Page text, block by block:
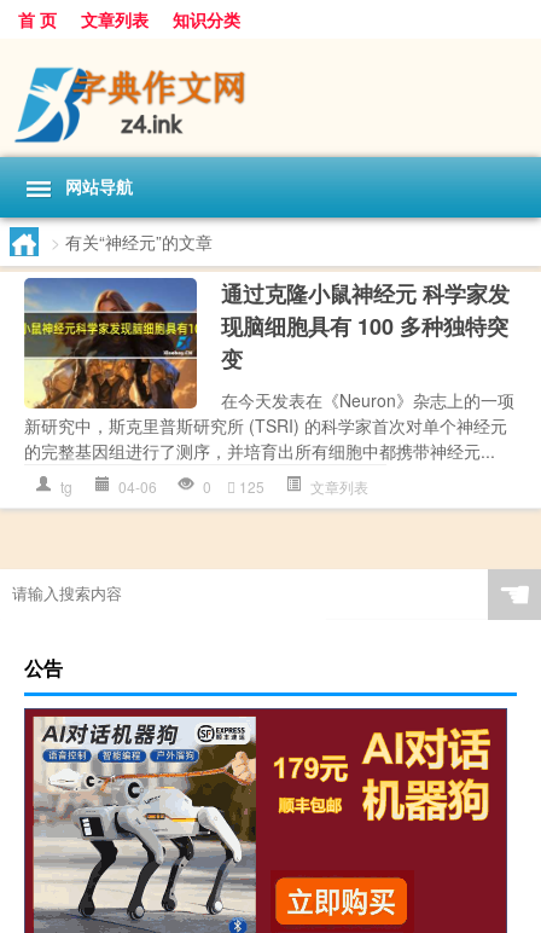
首 页 文章列表 知识分类
网站导航
> 有关“神经元”的文章
通过克隆小鼠神经元 科学家发
现脑细胞具有 100 多种独特突
变
在今天发表在《Neuron》杂志上的一项
新研究中，斯克里普斯研究所 (TSRI) 的科学家首次对单个神经元
的完整基因组进行了测序，并培育出所有细胞中都携带神经元...
tg 04-06 0 125 文章列表
☚
公告